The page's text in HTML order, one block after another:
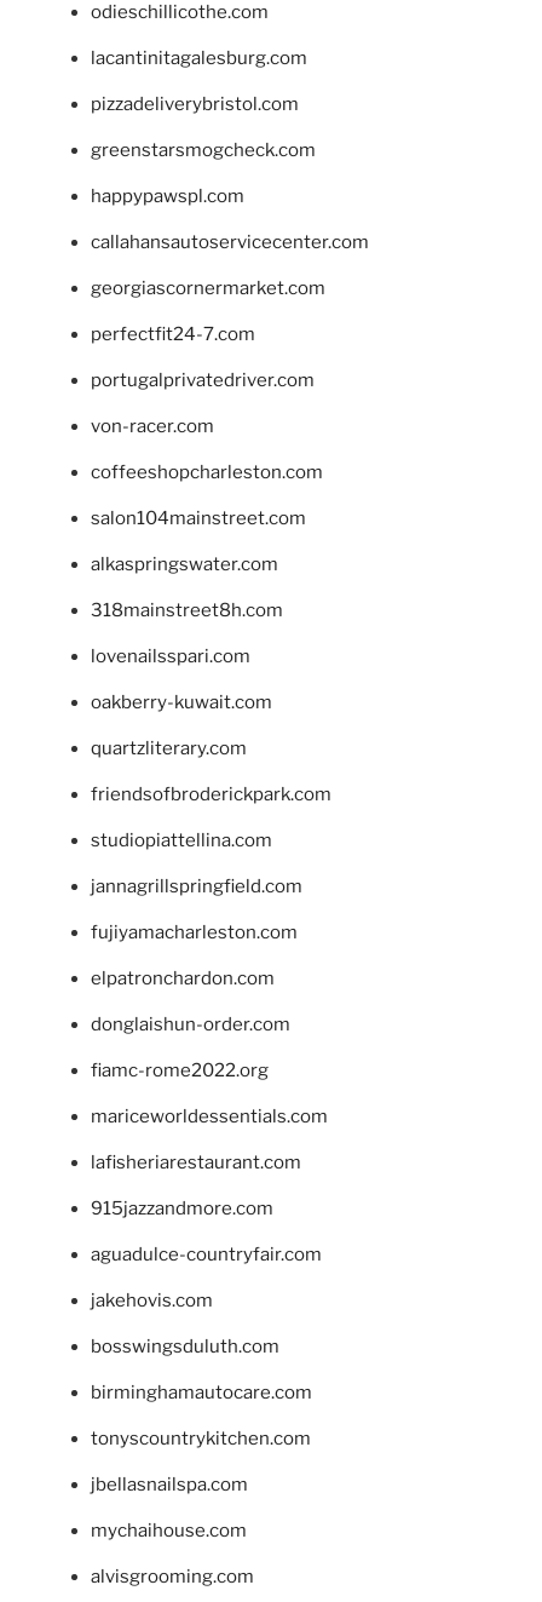
odieschillicothe.com
lacantinitagalesburg.com
pizzadeliverybristol.com
greenstarsmogcheck.com
happypawspl.com
callahansautoservicecenter.com
georgiascornermarket.com
perfectfit24-7.com
portugalprivatedriver.com
von-racer.com
coffeeshopcharleston.com
salon104mainstreet.com
alkaspringswater.com
318mainstreet8h.com
lovenailsspari.com
oakberry-kuwait.com
quartzliterary.com
friendsofbroderickpark.com
studiopiattellina.com
jannagrillspringfield.com
fujiyamacharleston.com
elpatronchardon.com
donglaishun-order.com
fiamc-rome2022.org
mariceworldessentials.com
lafisheriarestaurant.com
915jazzandmore.com
aguadulce-countryfair.com
jakehovis.com
bosswingsduluth.com
birminghamautocare.com
tonyscountrykitchen.com
jbellasnailspa.com
mychaihouse.com
alvisgrooming.com